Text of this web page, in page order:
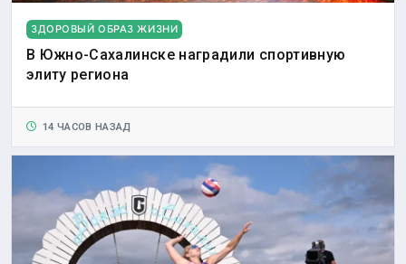
ЗДОРОВЫЙ ОБРАЗ ЖИЗНИ
В Южно-Сахалинске наградили спортивную
элиту региона
14 ЧАСОВ НАЗАД